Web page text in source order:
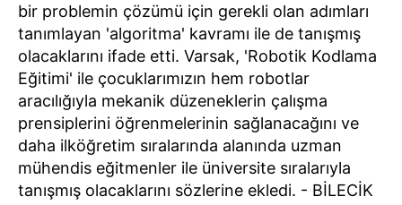
bir problemin çözümü için gerekli olan adımları
tanımlayan 'algoritma' kavramı ile de tanışmış
olacaklarını ifade etti. Varsak, 'Robotik Kodlama
Eğitimi' ile çocuklarımızın hem robotlar
aracılığıyla mekanik düzeneklerin çalışma
prensiplerini öğrenmelerinin sağlanacağını ve
daha ilköğretim sıralarında alanında uzman
mühendis eğitmenler ile üniversite sıralarıyla
tanışmış olacaklarını sözlerine ekledi. - BİLECİK